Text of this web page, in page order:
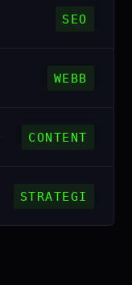
SEO
WEBB
CONTENT
STRATEGI